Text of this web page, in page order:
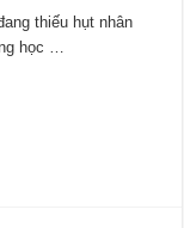
thiếu hụt nhân
học …